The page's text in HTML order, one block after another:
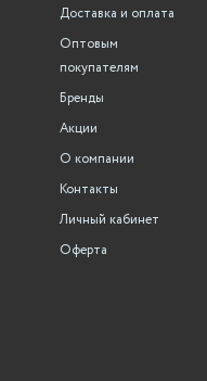
Доставка и оплата
Оптовым
покупателям
Бренды
Акции
О компании
Контакты
Личный кабинет
Оферта